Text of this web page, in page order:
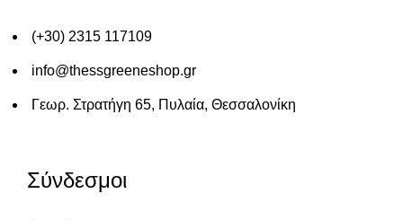
(+30) 2315 117109
info@thessgreeneshop.gr
Γεωρ. Στρατήγη 65, Πυλαία, Θεσσαλονίκη
Σύνδεσμοι